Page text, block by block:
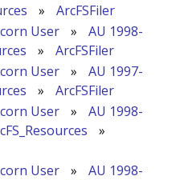
»
ArcFSFiler
User »
AU 1998-
»
ArcFSFiler
User »
AU 1997-
»
ArcFSFiler
User »
AU 1998-
»
User »
AU 1998-